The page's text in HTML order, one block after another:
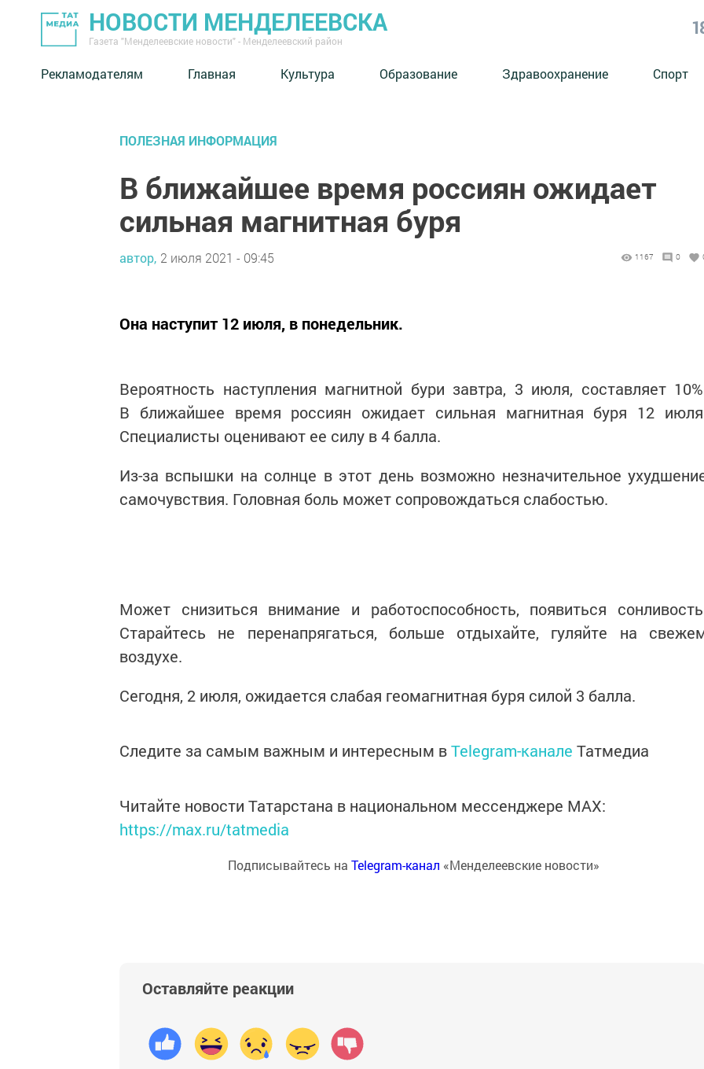
НОВОСТИ МЕНДЕЛЕЕВСКА
Газета "Менделеевские новости" - Менделеевский район
Рекламодателям Главная Культура Образование Здравоохранение Спорт
ПОЛЕЗНАЯ ИНФОРМАЦИЯ
В ближайшее время россиян ожидает
сильная магнитная буря
автор, 2 июля 2021 - 09:45 1167 0
Она наступит 12 июля, в понедельник.
Вероятность наступления магнитной бури завтра, 3 июля, составляет
В ближайшее время россиян ожидает сильная магнитная буря 12
Специалисты оценивают ее силу в 4 балла.
Из-за вспышки на солнце в этот день возможно незначительное
самочувствия. Головная боль может сопровождаться слабостью.
Может снизиться внимание и работоспособность, появиться
Старайтесь не перенапрягаться, больше отдыхайте, гуляйте на
воздухе.
Сегодня, 2 июля, ожидается слабая геомагнитная буря силой 3 балла.
Следите за самым важным и интересным вTelegram-канале Татмедиа
Читайте новости Татарстана в национальном мессенджере MАХ:
https://max.ru/tatmedia
Подписывайтесь на Telegram-канал «Менделеевские новости»
Оставляйте реакции